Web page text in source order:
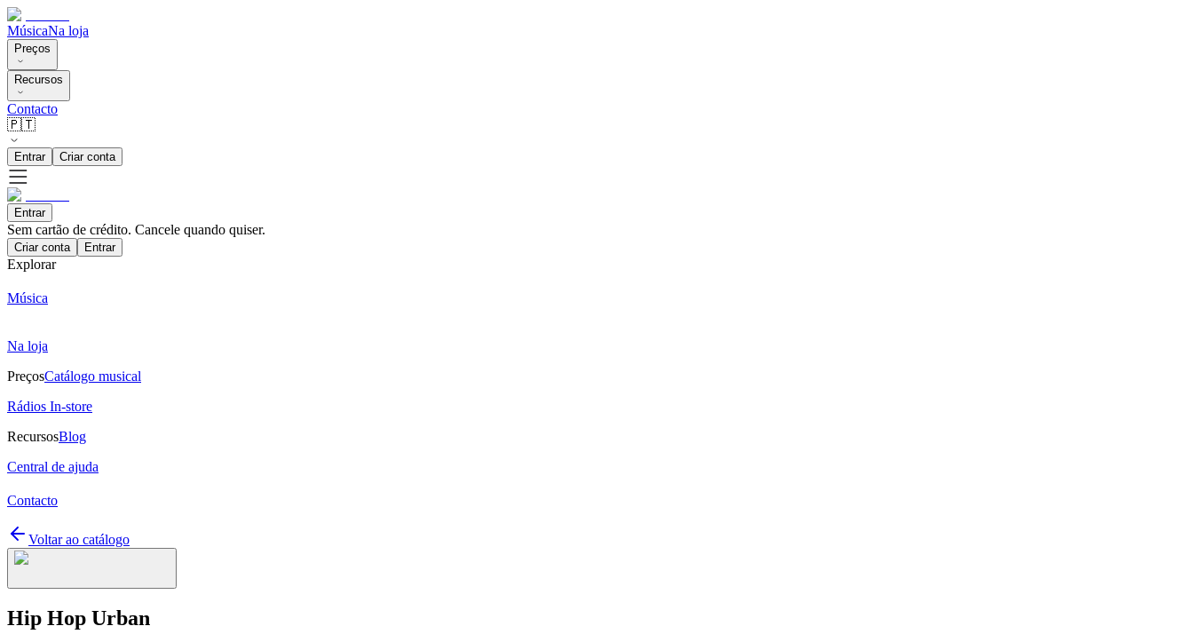
MúsicaNa loja
Preços
Recursos
Contacto
🇵🇹
Entrar Criar conta
Entrar
Sem cartão de crédito. Cancele quando quiser.
Criar conta Entrar
Explorar
Música
Na loja
PreçosCatálogo musical
Rádios In-store
RecursosBlog
Central de ajuda
Contacto
Voltar ao catálogo
Hip Hop Urban